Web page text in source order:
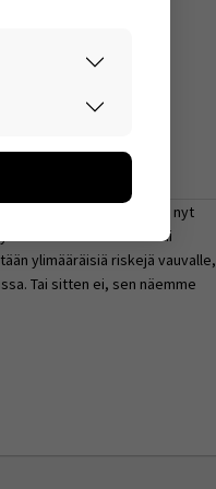
Naistenklinikalle (kun en nyt
tms. Kai
ylimääräisiä riskejä vauvalle,
Tai sitten ei, sen näemme
kerätään
Emme